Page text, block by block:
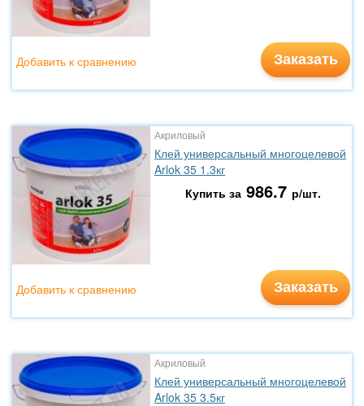
Заказать
Добавить к сравнению
Акриловый
Клей универсальный многоцелевой
Arlok 35 1.3кг
Купить за 986.7 р/шт.
Заказать
Добавить к сравнению
Акриловый
Клей универсальный многоцелевой
Arlok 35 3.5кг